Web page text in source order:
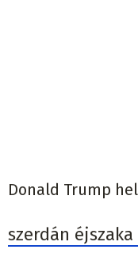
Donald Trump
szerdán